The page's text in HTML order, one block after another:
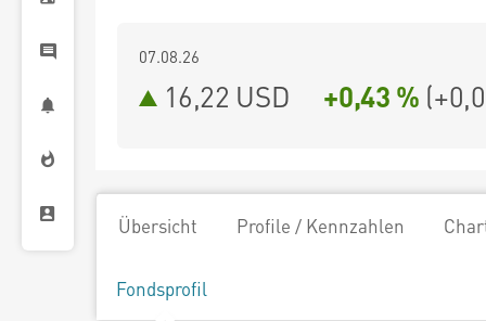
07.08.26
16,22 USD +0,43 % (
Übersicht Profile / Kennzahlen
Fondsprofil